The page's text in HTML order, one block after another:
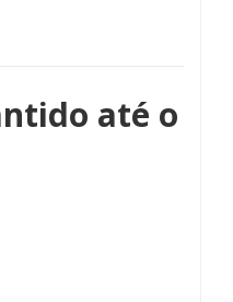
até o